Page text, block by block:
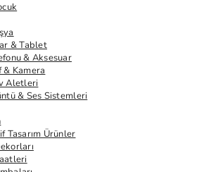
& Tablet
& Aksesuar
& Kamera
Aletleri
& Ses Sistemleri
Tasarım Ürünler